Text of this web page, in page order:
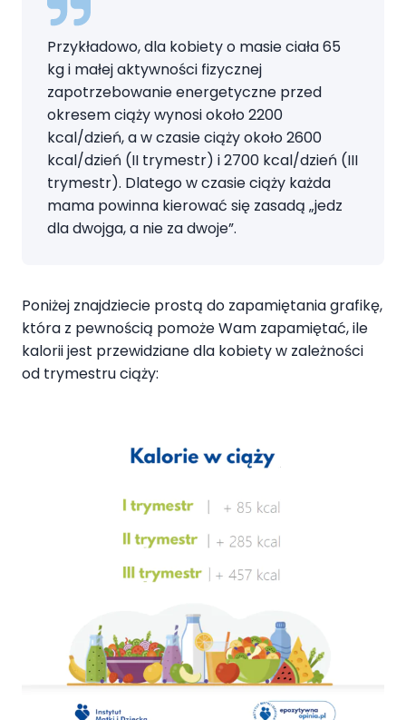
Przykładowo, dla kobiety o masie ciała 65
kg i małej aktywności fizycznej
zapotrzebowanie energetyczne przed
okresem ciąży wynosi około 2200
kcal/dzień, a w czasie ciąży około 2600
kcal/dzień (II trymestr) i 2700 kcal/dzień (III
trymestr). Dlatego w czasie ciąży każda
mama powinna kierować się zasadą „jedz
dla dwojga, a nie za dwoje”.
Poniżej znajdziecie prostą do zapamiętania grafikę,
która z pewnością pomoże Wam zapamiętać, ile
kalorii jest przewidziane dla kobiety w zależności
od trymestru ciąży: